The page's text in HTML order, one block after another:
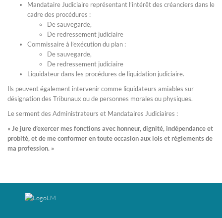
Mandataire Judiciaire représentant l’intérêt des créanciers dans le
cadre des procédures :
De sauvegarde,
De redressement judiciaire
Commissaire à l’exécution du plan :
De sauvegarde,
De redressement judiciaire
Liquidateur dans les procédures de liquidation judiciaire.
Ils peuvent également intervenir comme liquidateurs amiables sur
désignation des Tribunaux ou de personnes morales ou physiques.
Le serment des Administrateurs et Mandataires Judiciaires :
« Je jure d’exercer mes fonctions avec honneur, dignité, indépendance et
probité, et de me conformer en toute occasion aux lois et règlements de
ma profession. »